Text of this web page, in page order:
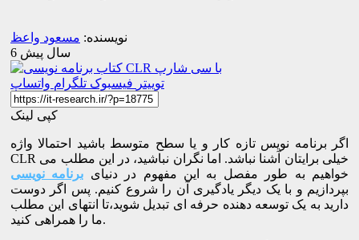
نویسنده: مسعود واعظ
6 سال پیش
توییتر فیسبوک تلگرام واتساپ
کپی لینک
اگر برنامه نویس تازه کار و یا سطح متوسط باشید احتمالا واژه
CLR خیلی برایتان آشنا نباشد. اما نگران نباشید، در این مطلب می
خواهیم به طور مفصل به این مفهوم در دنیای برنامه نویسی
بپردازیم و با یک دیگر یادگیری آن را شروع کنیم. پس اگر دوست
دارید به یک توسعه دهنده حرفه ای تبدیل شوید،تا انتهای این مطلب
ما را همراهی کنید.